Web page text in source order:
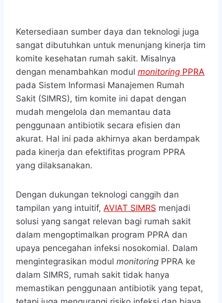
mudah mengelola dan memantau data
penggunaan antibiotik secara efisien dan
akurat. Hal ini pada akhirnya akan berdampak
pada kinerja dan efektifitas program PPRA
yang dilaksanakan.
Dengan dukungan teknologi canggih dan
tampilan yang intuitif,AVIAT SIMRSmenjadi
solusi yang sangat relevan bagi rumah sakit
dalam mengoptimalkan program PPRA dan
upaya pencegahan infeksi nosokomial. Dalam
dalam SIMRS, rumah sakit tidak hanya
memastikan penggunaan antibiotik yang tepat,
tetapi juga mengurangi risiko infeksi dan biaya
pengobatan bagi pasien. Dengan AVIAT SIMRS,
rumah sakit dapat lebih efisien memantau dan
mengelola data penggunaan antibiotik,
menjaga keselamatan pasien, serta
meningkatkan kinerja program PPRA secara